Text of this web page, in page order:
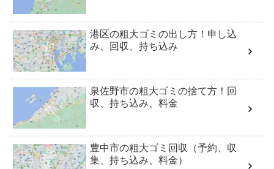
港区の粗大ゴミの出し方！申し込
み、回収、持ち込み
泉佐野市の粗大ゴミの捨て方！回
収、持ち込み、料金
豊中市の粗大ゴミ回収（予約、収
集、持ち込み、料金）